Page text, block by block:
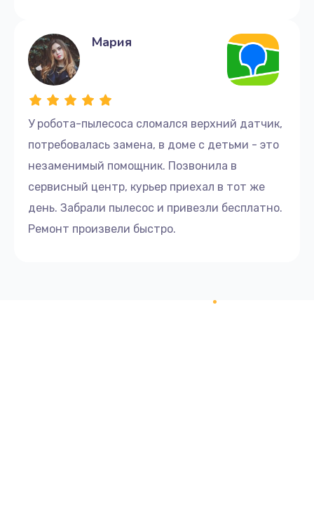
У робота-пылесоса сломался верхний датчик,
потребовалась замена, в доме с детьми - это
незаменимый помощник. Позвонила в
сервисный центр, курьер приехал в тот же
день. Забрали пылесос и привезли бесплатно.
Ремонт произвели быстро.
Мария